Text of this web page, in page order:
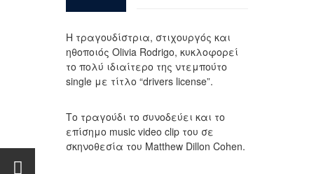
Η τραγουδίστρια, στιχουργός και
ηθοποιός Olivia Rodrigo, κυκλοφορεί
το πολύ ιδιαίτερο της ντεμπούτο
single με τίτλο “drivers license”.
Το τραγούδι το συνοδεύει και το
επίσημο music video clip του σε
σκηνοθεσία του Matthew Dillon Cohen.